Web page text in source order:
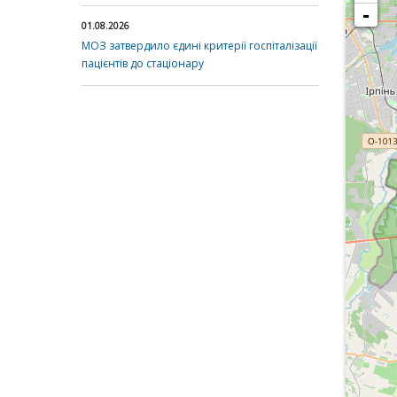
01.08.2026
МОЗ затвердило єдині критерії госпіталізації
пацієнтів до стаціонару
-